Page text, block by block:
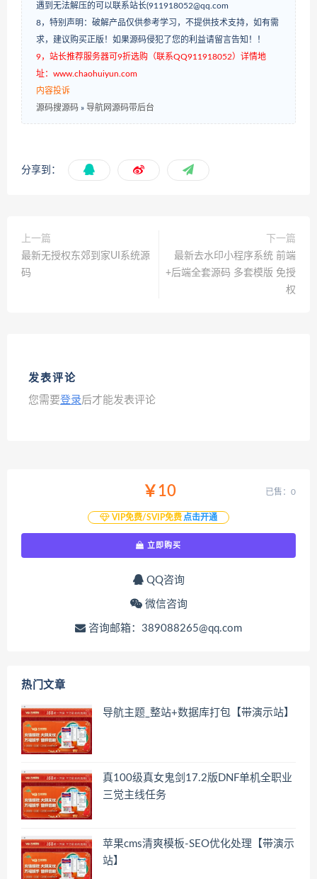
遇到无法解压的可以联系站长(911918052@qq.com
8，特别声明：破解产品仅供参考学习，不提供技术支持，如有需
求，建议购买正版！如果源码侵犯了您的利益请留言告知！！
9，站长推荐服务器可9折选购（联系QQ911918052）详情地
址：www.chaohuiyun.com
内容投诉
源码搜源码 » 导航网源码带后台
分享到：
上一篇
最新无授权东郊到家UI系统源
码
下一篇
最新去水印小程序系统 前端
+后端全套源码 多套模版 免授
权
发表评论
您需要登录后才能发表评论
￥10
VIP免费/SVIP免费 点击开通
已售：0
立即购买
QQ咨询
微信咨询
咨询邮箱：389088265@qq.com
热门文章
导航主题_整站+数据库打包【带演示站】
真100级真女鬼剑17.2版DNF单机全职业
三觉主线任务
苹果cms清爽模板-SEO优化处理【带演示
站】